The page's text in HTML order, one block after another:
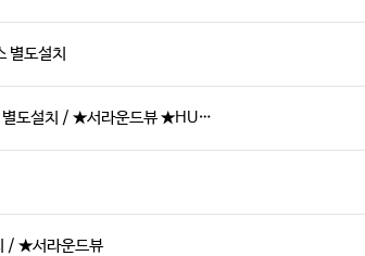
별도설치
별도설치 / ★서라운드뷰 ★HU…
/ ★서라운드뷰